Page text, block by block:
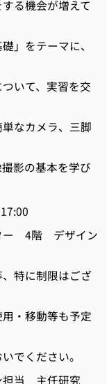
る機会が増えて
」をテーマに、
いて、実習を交
なカメラ、三脚
影の基本を学び
4階 デザイン
制限はござ
動等も予定
ださい。
当 主任研究